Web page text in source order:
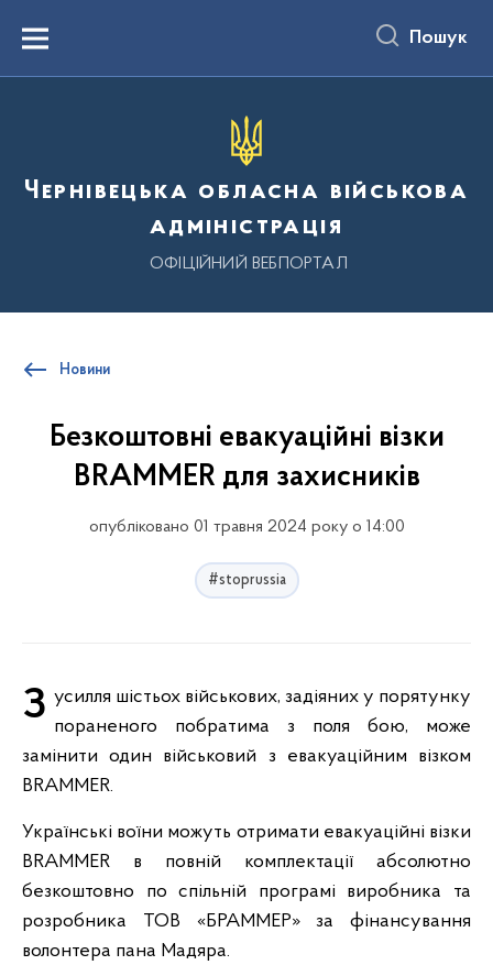
вмістуMenu Пошук
Чернівецька обласна військова
адміністрація
ОФІЦІЙНИЙ ВЕБПОРТАЛ
Новини
Безкоштовні евакуаційні візки
BRAMMER для захисників
опубліковано 01 травня 2024 року о 14:00
#stoprussia
Зусилля шістьох військових, задіяних у порятунку пораненого побратима з поля бою, може
замінити один військовий з евакуаційним візком
BRAMMER.
Українські воїни можуть отримати евакуаційні візки
BRAMMER в повній комплектації абсолютно
безкоштовно по спільній програмі виробника та
розробника ТОВ «БРАММЕР» за фінансування
волонтера пана Мадяра.